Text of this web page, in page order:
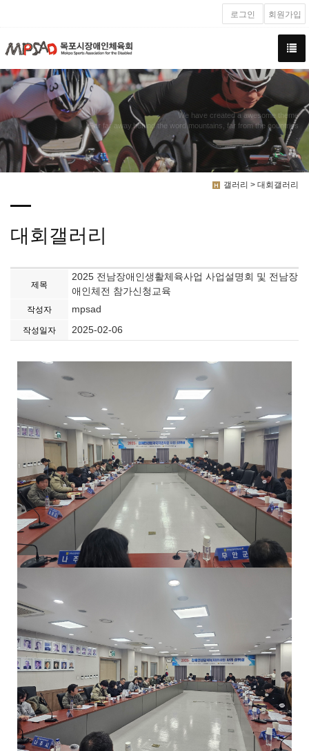
로그인 회원가입
We have created a awesome theme
Far far away,behind the word mountains, far from the countries
갤러리 > 대회갤러리
대회갤러리
제목
2025 전남장애인생활체육사업 사업설명회 및 전남장
애인체전 참가신청교육
작성자 mpsad
작성일자 2025-02-06